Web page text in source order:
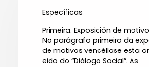
Específicas:
Primeira. Exposición de
No parágrafo primeiro da
de motivos vencéllase esta
eido do “Diálogo Social”. As